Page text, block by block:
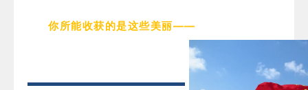
你所能收获的是这些美丽——